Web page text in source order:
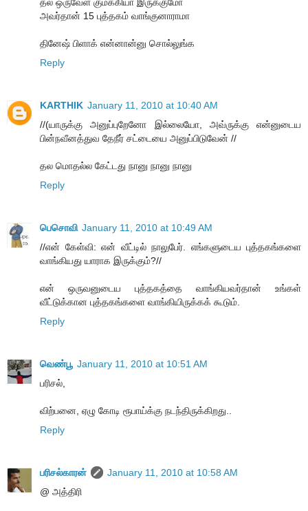
அவர்தான் 15 புத்தகம் வாங்குனாராமா
தினேஷ் பிளாக் என்னான்னு சொல்லுங்க
Reply
KARTHIK January 11, 2010 at 10:40 AM
//(யாருக்கு அனுப்புறேனோ இல்லையோ, அவ்ருக்கு என்னுடைய
பின்நவீனத்துவ தேநீர் சட்டையை அனுப்பிடுவேன் //
தல மொதல்ல கேட்டது நானு நானு நானு
Reply
பெசொவி January 11, 2010 at 10:49 AM
//என் கேள்வி: என் வீட்டில் நாலுபேர். எங்களுடைய புத்தகங்களை
வாங்கியது யாராக இருக்கும்?//
என் ஒருவனுடைய புத்தகத்தை வாங்கியவர்தான் உங்கள்
வீட்டுக்கான புத்தகங்களை வாங்கியிருக்கக் கூடும்.
Reply
வெண்பூ January 11, 2010 at 10:51 AM
பரிசல்,
விற்பனை, ஏழு கோடி ரூபாய்க்கு நடந்திருக்கிறது..
Reply
பரிசல்காரன்
January 11, 2010 at 10:58 AM
@ அத்திரி